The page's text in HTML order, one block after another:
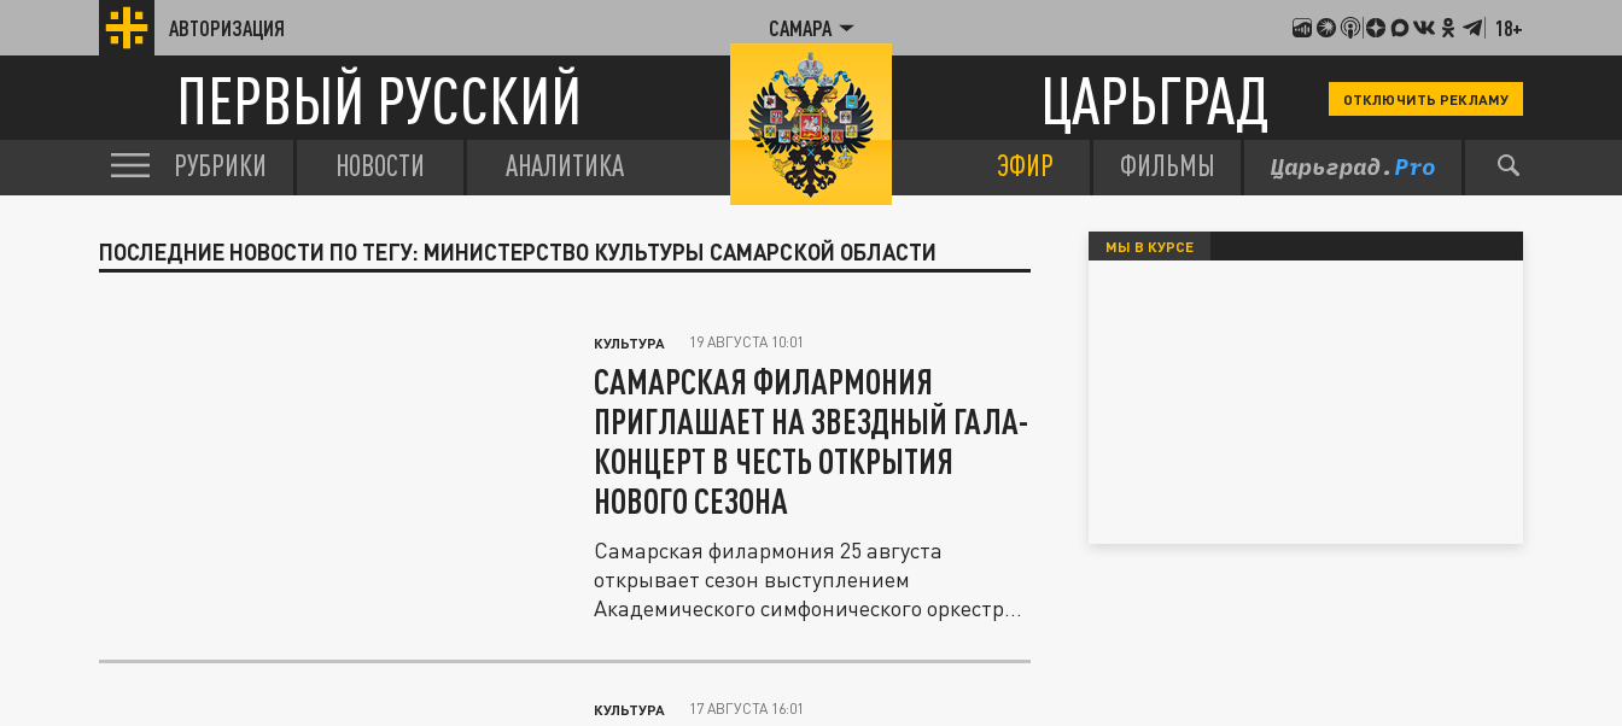
АВТОРИЗАЦИЯ САМАРА 18+
ПЕРВЫЙ РУССКИЙ ЦАРЬГРАД ОТКЛЮЧИТЬ РЕКЛАМУ
РУБРИКИ НОВОСТИ АНАЛИТИКА ЭФИР ФИЛЬМЫ
ПОСЛЕДНИЕ НОВОСТИ ПО ТЕГУ: МИНИСТЕРСТВО КУЛЬТУРЫ САМАРСКОЙ ОБЛАСТИ
КУЛЬТУРА 19 АВГУСТА 10:01
САМАРСКАЯ ФИЛАРМОНИЯ
ПРИГЛАШАЕТ НА ЗВЕЗДНЫЙ ГАЛА-
КОНЦЕРТ В ЧЕСТЬ ОТКРЫТИЯ
НОВОГО СЕЗОНА
Самарская филармония 25 августа
открывает сезон выступлением
Академического симфонического оркестра,
КУЛЬТУРА 17 АВГУСТА 16:01
МЫ В КУРСЕ